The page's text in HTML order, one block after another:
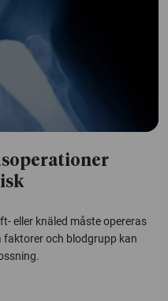
eller knäled måste opereras
faktorer och blodgrupp kan